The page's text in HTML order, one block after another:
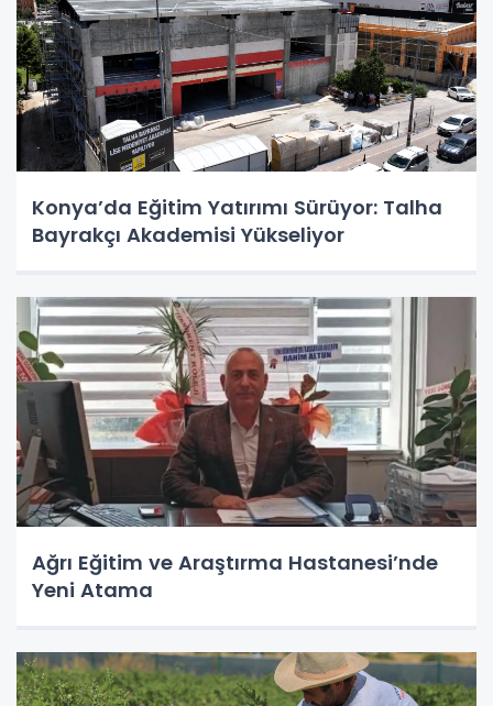
Konya’da Eğitim Yatırımı Sürüyor: Talha
Bayrakçı Akademisi Yükseliyor
Ağrı Eğitim ve Araştırma Hastanesi’nde
Yeni Atama